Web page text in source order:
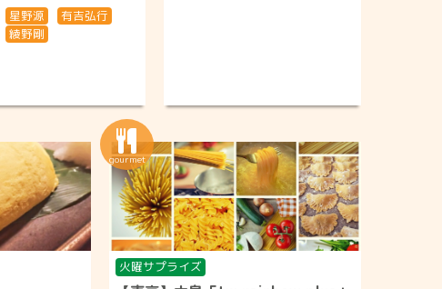
星野源
有吉弘行
綾野剛
火曜サプライズ